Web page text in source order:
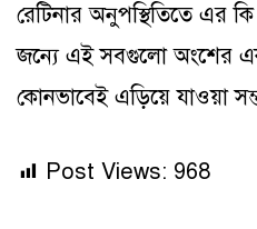
রেটিনার অনুপস্থিতিতে এর
জন্যে এই সবগুলো অংশের
কোনভাবেই এড়িয়ে যাওয়া
Post Views: 968